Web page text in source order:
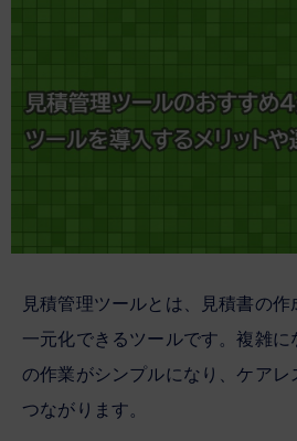
見積管理ツールとは、見積書の
一元化できるツールです。複雑
の作業がシンプルになり、ケアレ
つながります。